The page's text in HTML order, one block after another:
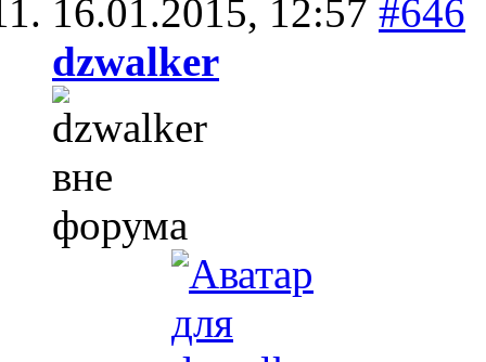
16.01.2015, 12:57 #646
dzwalker